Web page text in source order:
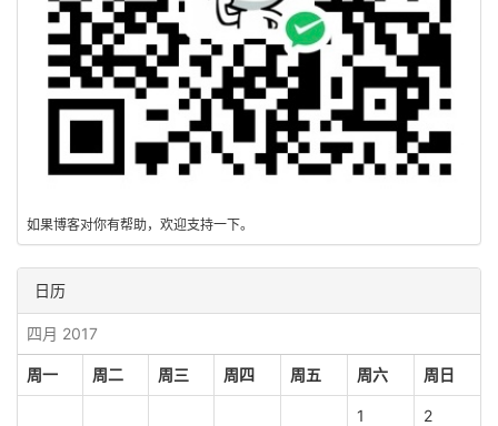
如果博客对你有帮助，欢迎支持一下。
日历
四月 2017
周一 周二 周三 周四 周五 周六 周日
1 2